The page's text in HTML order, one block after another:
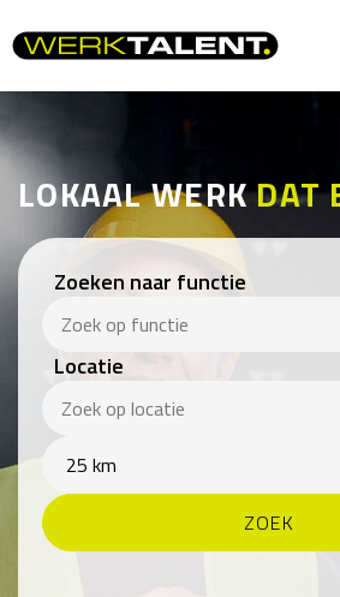
LOKAAL WERKDAT
Zoeken naar functie
Locatie